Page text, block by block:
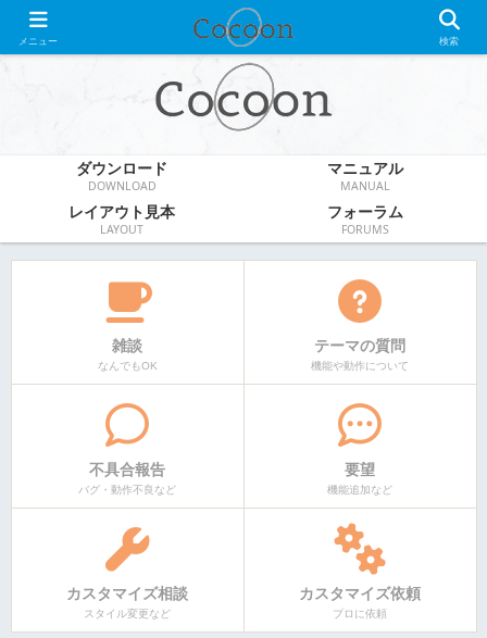
WordPress無料テーマ
ダウンロード
DOWNLOAD
マニュアル
MANUAL
レイアウト見本
LAYOUT
フォーラム
FORUMS
雑談
なんでもOK
テーマの質問
機能や動作について
不具合報告
バグ・動作不良など
要望
機能追加など
カスタマイズ相談
スタイル変更など
カスタマイズ依頼
プロに依頼
メニュー 検索